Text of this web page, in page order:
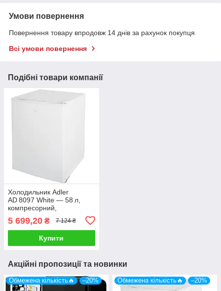
Умови повернення
Повернення товару впродовж 14 днів за рахунок покупця
Всі умови повернення
Подібні товари компанії
Холодильник Adler
AD 8097 White — 58 л,
компресорний,
регулювання, 40 дБ
(E‑класс), ручна
разморозка
5 699,20 ₴ 7 124 ₴
Купити
Акційні пропозиції та новинки
Обмежена кількість🔥 –20% Обмежена кількість🔥 –20%